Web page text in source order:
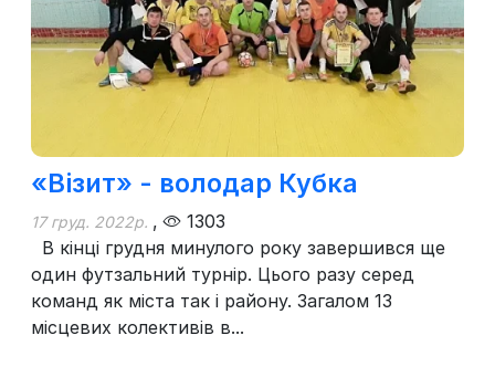
«Візит» - володар Кубка
17 груд. 2022р. ,
1303
В кінці грудня минулого року завершився ще
один футзальний турнір. Цього разу серед
команд як міста так і району. Загалом 13
місцевих колективів в...